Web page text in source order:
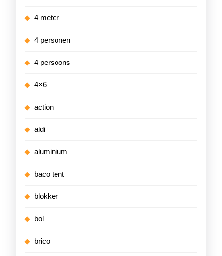
4 meter
4 personen
4 persoons
4×6
action
aldi
aluminium
baco tent
blokker
bol
brico